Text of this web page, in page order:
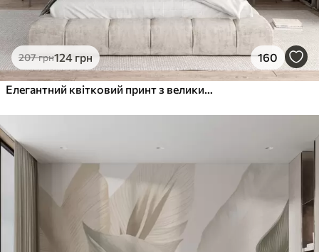
207грн124 грн 160